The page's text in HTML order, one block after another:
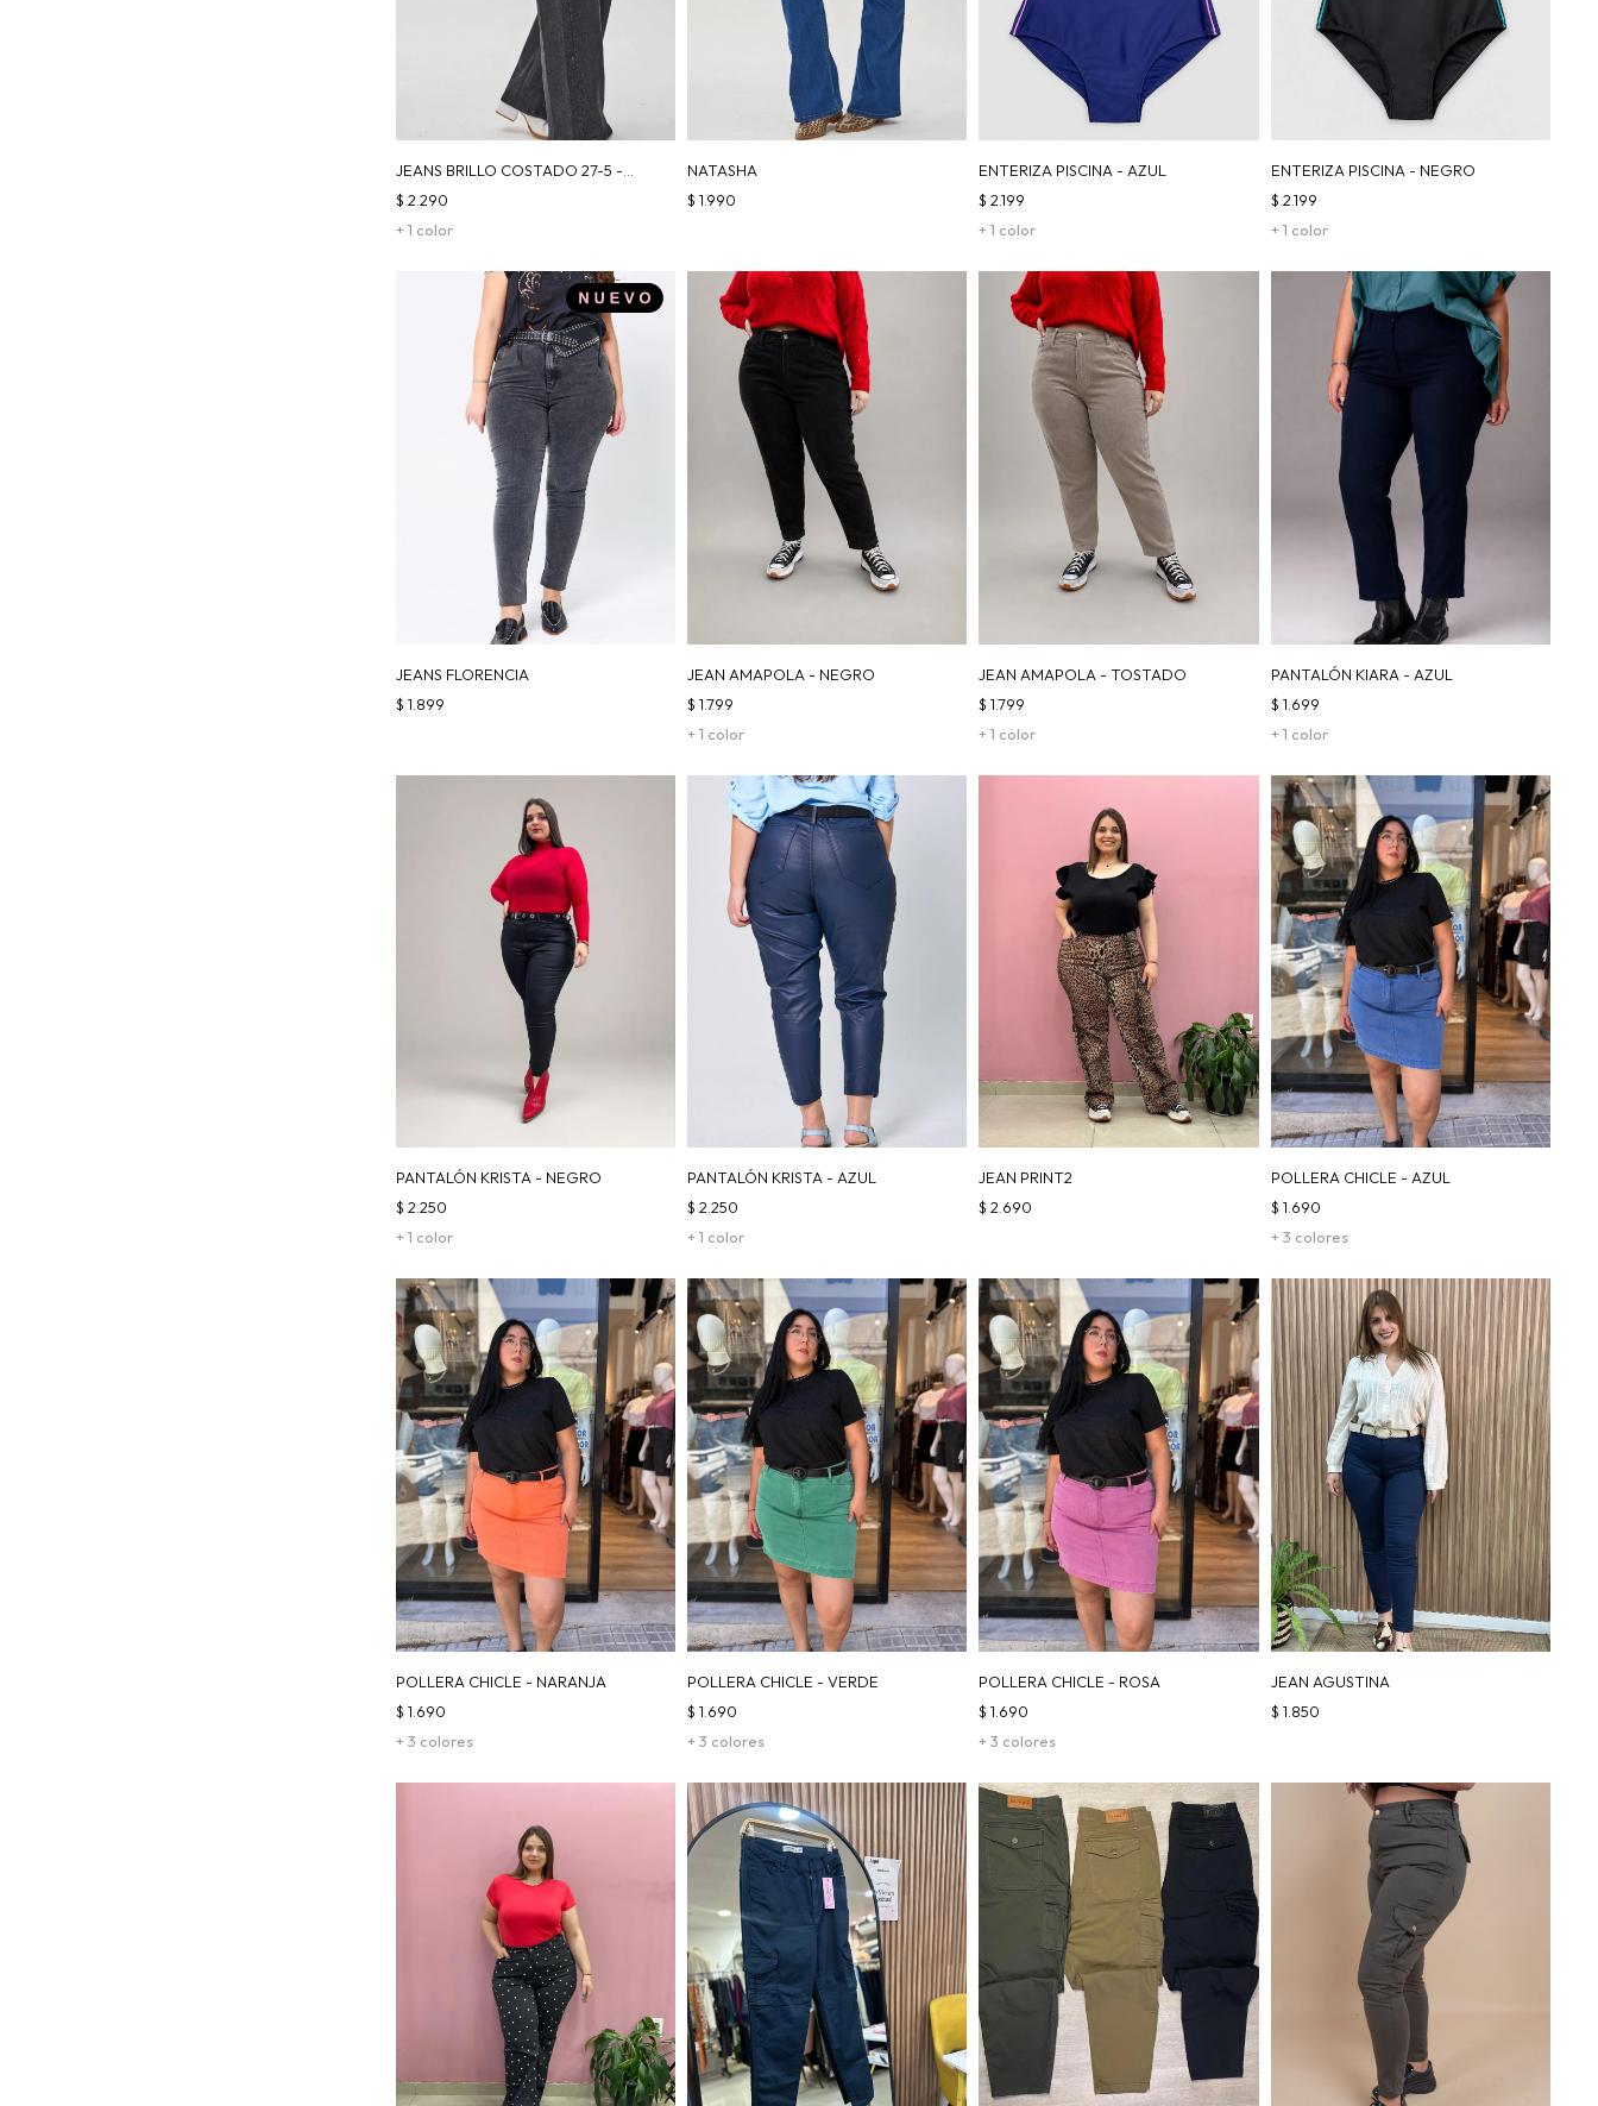
JEANS BRILLO COSTADO 27-5 -
NEGRO
+ 1 color
$ 2.290
NATASHA
$ 1.990
ENTERIZA PISCINA - AZUL
+ 1 color
$ 2.199
ENTERIZA PISCINA - NEGRO
+ 1 color
$ 2.199
JEANS FLORENCIA
$ 1.899
JEAN AMAPOLA - NEGRO
+ 1 color
$ 1.799
JEAN AMAPOLA - TOSTADO
+ 1 color
$ 1.799
PANTALÓN KIARA - AZUL
+ 1 color
$ 1.699
PANTALÓN KRISTA - NEGRO
+ 1 color
$ 2.250
PANTALÓN KRISTA - AZUL
+ 1 color
$ 2.250
JEAN PRINT2
$ 2.690
POLLERA CHICLE - AZUL
+ 3 colores
$ 1.690
POLLERA CHICLE - NARANJA
+ 3 colores
$ 1.690
POLLERA CHICLE - VERDE
+ 3 colores
$ 1.690
POLLERA CHICLE - ROSA
+ 3 colores
$ 1.690
JEAN AGUSTINA
$ 1.850